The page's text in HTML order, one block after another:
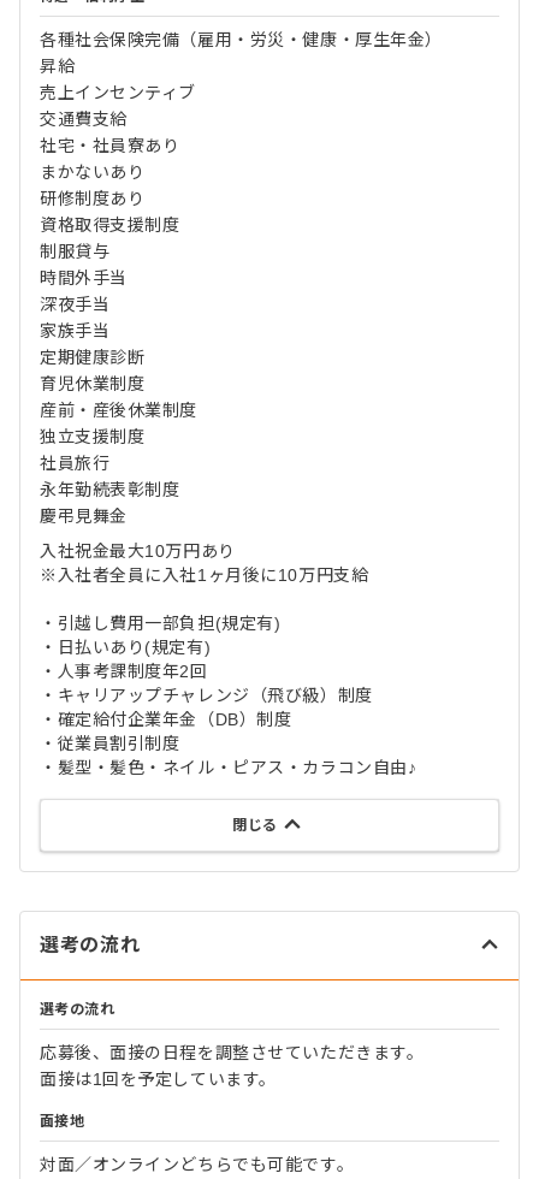
各種社会保険完備（雇用・労災・健康・厚生年金）
昇給
売上インセンティブ
交通費支給
社宅・社員寮あり
まかないあり
研修制度あり
資格取得支援制度
制服貸与
時間外手当
深夜手当
家族手当
定期健康診断
育児休業制度
産前・産後休業制度
独立支援制度
社員旅行
永年勤続表彰制度
慶弔見舞金
入社祝金最大10万円あり
※入社者全員に入社1ヶ月後に10万円支給
・引越し費用一部負担(規定有)
・日払いあり(規定有)
・人事考課制度年2回
・キャリアップチャレンジ（飛び級）制度
・確定給付企業年金（DB）制度
・従業員割引制度
・髪型・髪色・ネイル・ピアス・カラコン自由♪
閉じる
選考の流れ
選考の流れ
応募後、面接の日程を調整させていただきます。
面接は1回を予定しています。
面接地
対面／オンラインどちらでも可能です。